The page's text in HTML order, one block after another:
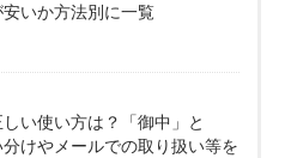
いか方法別に一覧
しい使い方は？「御中」と
分けやメールでの取り扱い等を